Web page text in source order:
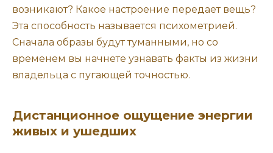
возникают? Какое настроение передает вещь?
Эта способность называется психометрией.
Сначала образы будут туманными, но со
временем вы начнете узнавать факты из жизни
владельца с пугающей точностью.
Дистанционное ощущение энергии
живых и ушедших